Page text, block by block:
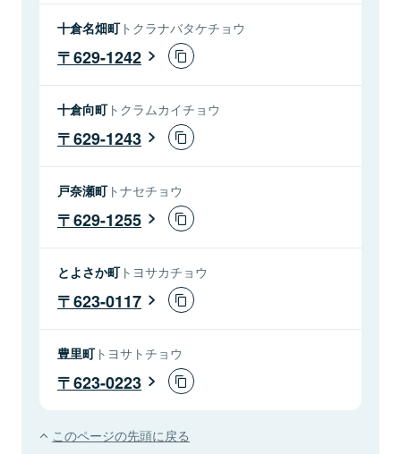
十倉名畑町トクラナバタケチョウ
629-1242
十倉向町トクラムカイチョウ
629-1243
戸奈瀬町トナセチョウ
629-1255
とよさか町トヨサカチョウ
623-0117
豊里町トヨサトチョウ
623-0223
このページの先頭に戻る